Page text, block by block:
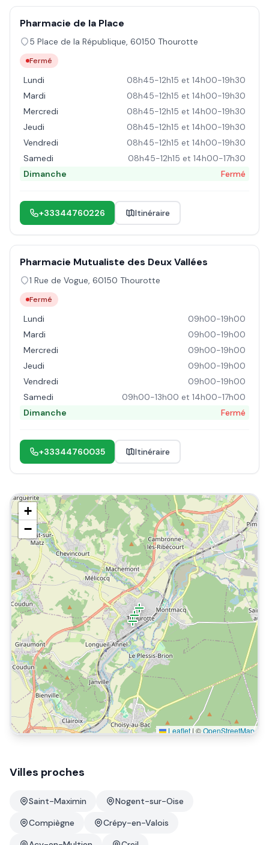
Pharmacie de la Place
5 Place de la République, 60150 Thourotte
Fermé
Lundi
08h45-12h15 et 14h00-19h30
Mardi
08h45-12h15 et 14h00-19h30
Mercredi
08h45-12h15 et 14h00-19h30
Jeudi
08h45-12h15 et 14h00-19h30
Vendredi
08h45-12h15 et 14h00-19h30
Samedi
08h45-12h15 et 14h00-17h30
Dimanche
Fermé
+33344760226 Itinéraire
Pharmacie Mutualiste des Deux Vallées
1 Rue de Vogue, 60150 Thourotte
Fermé
Lundi
09h00-19h00
Mardi
09h00-19h00
Mercredi
09h00-19h00
Jeudi
09h00-19h00
Vendredi
09h00-19h00
Samedi
09h00-13h00 et 14h00-17h00
Dimanche
Fermé
+33344760035 Itinéraire
+
−
Leaflet | ©OpenStreetMap
Villes proches
Saint-Maximin
Nogent-sur-Oise
Compiègne
Crépy-en-Valois